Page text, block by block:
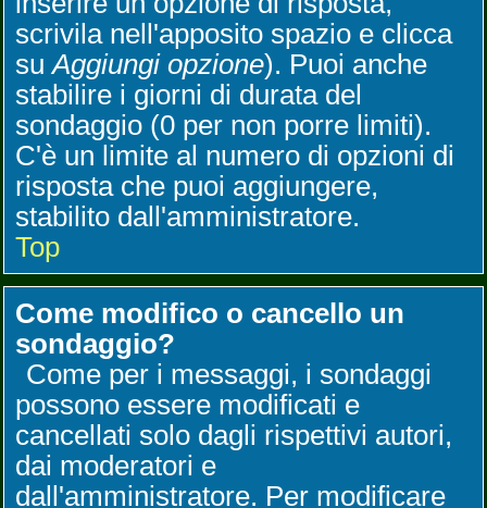
scrivila nell'apposito spazio e clicca
suAggiungi opzione). Puoi anche
stabilire i giorni di durata del
sondaggio (0 per non porre limiti).
C'è un limite al numero di opzioni di
risposta che puoi aggiungere,
stabilito dall'amministratore.
Top
Come modifico o cancello un
sondaggio?
Come per i messaggi, i sondaggi
possono essere modificati e
cancellati solo dagli rispettivi autori,
dai moderatori e
dall'amministratore. Per modificare